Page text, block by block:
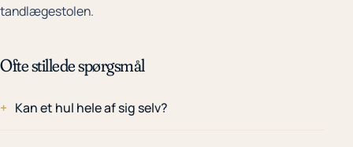
tandlægestolen.
Ofte stillede spørgsmål
Kan et hul hele af sig selv?